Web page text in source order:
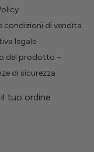
condizioni di vendita
legale
del prodotto –
di sicurezza
il tuo ordine